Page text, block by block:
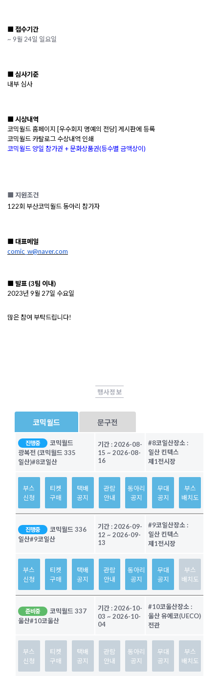
■ 접수기간
~ 9월 24일 일요일
■ 심사기준
내부 심사
■ 시상내역
코믹월드 홈페이지 [우수회지 명예의 전당] 게시판에 등록
코믹월드 카탈로그 수상내역 인쇄
코믹월드 양일 참가권 + 문화상품권(등수별 금액상이)
■ 지원조건
122회 부산코믹월드 동아리 참가자
■ 대표메일
comic_w@naver.com
■ 발표 (3팀 이내)
2023년 9월 27일 수요일
많은 참여 부탁드립니다!
행사정보
코믹월드 문구전
진행중
코믹월드
광복전 (코믹월드 335
일산)#8코일산
기간 :2026-08-
15 ~ 2026-08-
16
#8코일산장소 :
일산 킨텍스
제1전시장
부스
신청
티켓
구매
택배
공지
관람
안내
동아리
공지
무대
공지
부스
배치도
진행중
코믹월드 336
일산#9코일산
기간 :2026-09-
12 ~ 2026-09-
13
#9코일산장소 :
일산 킨텍스
제1전시장
부스
신청
티켓
구매
택배
공지
관람
안내
동아리
공지
무대
공지
부스
배치도
준비중
코믹월드 337
울산#10코울산
기간 :2026-10-
03 ~ 2026-10-
04
#10코울산장소 :
울산 유에코(UECO)
전관
부스
신청
티켓
구매
택배
공지
관람
안내
동아리
공지
무대
공지
부스
배치도